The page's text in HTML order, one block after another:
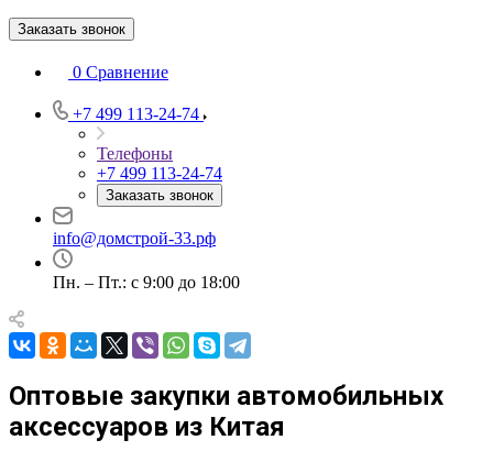
Заказать звонок
0 Сравнение
+7 499 113-24-74
Телефоны
+7 499 113-24-74
Заказать звонок
info@домстрой-33.рф
Пн. – Пт.: с 9:00 до 18:00
Оптовые закупки автомобильных
аксессуаров из Китая